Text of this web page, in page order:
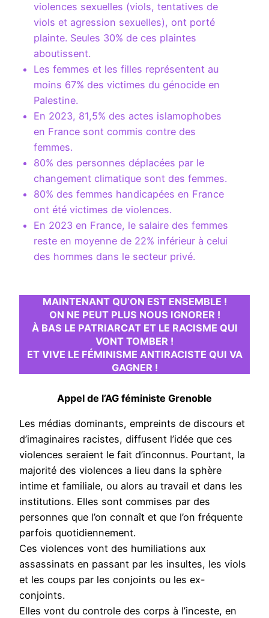
violences sexuelles (viols, tentatives de
viols et agression sexuelles), ont porté
plainte. Seules 30% de ces plaintes
aboutissent.
Les femmes et les filles représentent au
moins 67% des victimes du génocide en
Palestine.
En 2023, 81,5% des actes islamophobes
en France sont commis contre des
femmes.
80% des personnes déplacées par le
changement climatique sont des femmes.
80% des femmes handicapées en France
ont été victimes de violences.
En 2023 en France, le salaire des femmes
reste en moyenne de 22% inférieur à celui
des hommes dans le secteur privé.
MAINTENANT QU’ON EST ENSEMBLE !
ON NE PEUT PLUS NOUS IGNORER !
À BAS LE PATRIARCAT ET LE RACISME QUI
VONT TOMBER !
ET VIVE LE FÉMINISME ANTIRACISTE QUI VA
GAGNER !
Appel de l’AG féministe Grenoble
Les médias dominants, empreints de discours et
d’imaginaires racistes, diffusent l’idée que ces
violences seraient le fait d’inconnus. Pourtant, la
majorité des violences a lieu dans la sphère
intime et familiale, ou alors au travail et dans les
institutions. Elles sont commises par des
personnes que l’on connaît et que l’on fréquente
parfois quotidiennement.
Ces violences vont des humiliations aux
assassinats en passant par les insultes, les viols
et les coups par les conjoints ou les ex-
conjoints.
Elles vont du controle des corps à l’inceste, en